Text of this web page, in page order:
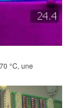
°C, une